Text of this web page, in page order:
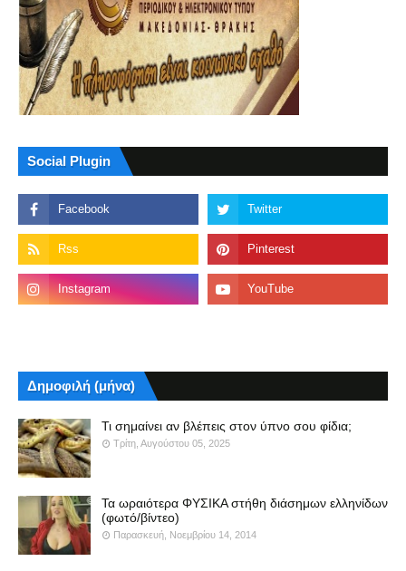
Social Plugin
Δημοφιλή (μήνα)
Τι σημαίνει αν βλέπεις στον ύπνο σου φίδια;
Τρίτη, Αυγούστου 05, 2025
Τα ωραιότερα ΦΥΣΙΚΑ στήθη διάσημων ελληνίδων
(φωτό/βίντεο)
Παρασκευή, Νοεμβρίου 14, 2014